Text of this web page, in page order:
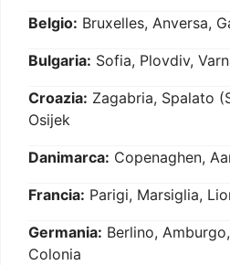
Belgio: Bruxelles, Anversa,
Bulgaria: Sofia, Plovdiv,
Croazia: Zagabria, Spalato
Osijek
Danimarca: Copenaghen,
Francia: Parigi, Marsiglia,
Germania: Berlino,
Colonia